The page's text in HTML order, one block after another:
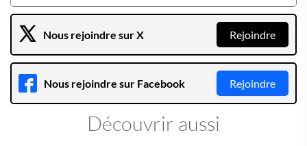
Nous rejoindre sur X Rejoindre
Nous rejoindre sur Facebook Rejoindre
Découvrir aussi